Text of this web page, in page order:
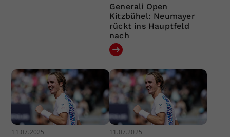
Generali Open
Kitzbühel: Neumayer
rückt ins Hauptfeld
nach
11.07.2025 11.07.2025